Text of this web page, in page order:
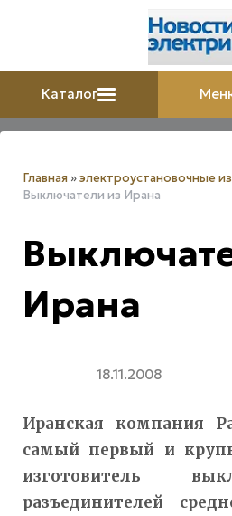
Каталог
Главная »электроустановочные
Выключатели из Ирана
Ирана
18.11.2008
Иранская компания
самый первый и
изготовитель
разъединителей